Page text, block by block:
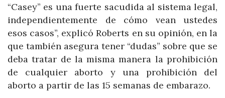
“Casey” es una fuerte sacudida al sistema legal,
independientemente de cómo vean ustedes
esos casos”, explicó Roberts en su opinión, en la
que también asegura tener “dudas” sobre que se
deba tratar de la misma manera la prohibición
de cualquier aborto y una prohibición del
aborto a partir de las 15 semanas de embarazo.